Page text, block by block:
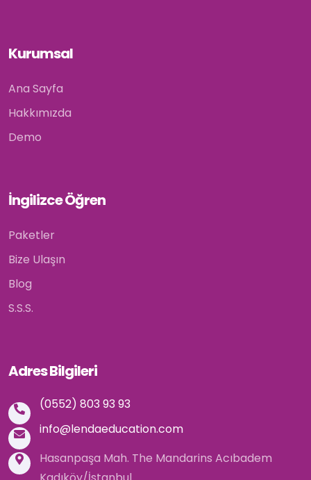
Kurumsal
Ana Sayfa
Hakkımızda
Demo
İngilizce Öğren
Paketler
Bize Ulaşın
Blog
S.S.S.
Adres Bilgileri
(0552) 803 93 93
info@lendaeducation.com
Hasanpaşa Mah. The Mandarins Acıbadem